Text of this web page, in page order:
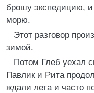
брошу экспедицию,
морю.
Этот разговор
зимой.
Потом Глеб уехал
Павлик и Рита
ждали лета и часто